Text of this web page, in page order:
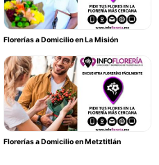
Florerías a Domicilio en La Misión
Florerías a Domicilio en Metztitlán